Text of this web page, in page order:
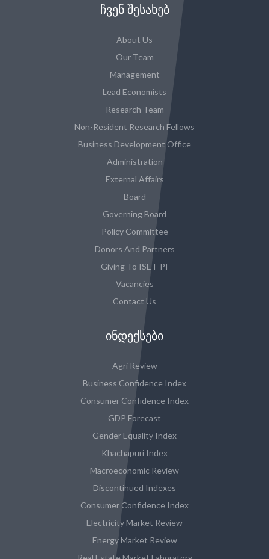
ᲩᲕᲔᲜ ᲨᲔᲡᲐᲮᲔᲑ
About Us
Our Team
Management
Lead Economists
Research Team
Non-Resident Research Fellows
Business Development Office
Administration
External Affairs
Board
Governing Board
Policy Committee
Donors And Partners
Giving To ISET-PI
Vacancies
Contact Us
ᲘᲜᲓᲔᲥᲡᲔᲑᲘ
Agri Review
Business Confidence Index
Consumer Confidence Index
GDP Forecast
Gender Equality Index
Khachapuri Index
Macroeconomic Review
Discontinued Indexes
Consumer Confidence Index
Electricity Market Review
Energy Market Review